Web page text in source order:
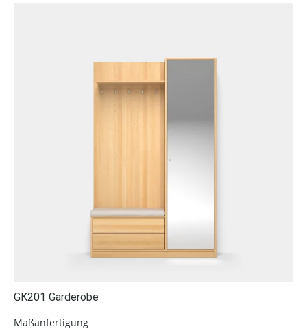
GK201 Garderobe
Maßanfertigung